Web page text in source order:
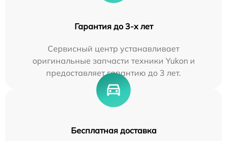
Гарантия до 3-х лет
Сервисный центр устанавливает
оригинальные запчасти техники Yukon и
предоставляет гарантию до 3 лет.
Бесплатная доставка